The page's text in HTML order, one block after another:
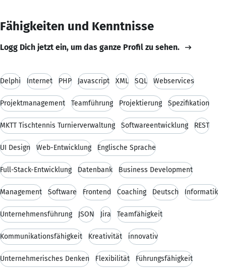
Fähigkeiten und Kenntnisse
Logg Dich jetzt ein, um das ganze Profil zu sehen.
Delphi Internet PHP Javascript XML SQL Webservices
Projektmanagement Teamführung Projektierung Spezifikation
MKTT Tischtennis Turnierverwaltung Softwareentwicklung REST
UI Design Web-Entwicklung Englische Sprache
Full-Stack-Entwicklung Datenbank Business Development
Management Software Frontend Coaching Deutsch Informatik
Unternehmensführung JSON Jira Teamfähigkeit
Kommunikationsfähigkeit Kreativität innovativ
Unternehmerisches Denken Flexibilität Führungsfähigkeit